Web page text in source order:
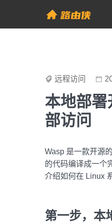
content
帮助中心
远程访问
本地部
部访问
Wasp 是一款开源
的代码编译成一个
介绍如何在 Linux
第一步，本